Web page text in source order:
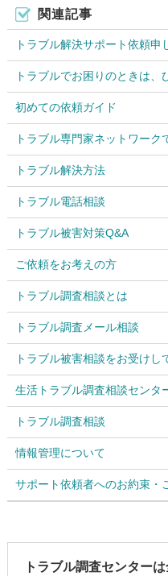
関連記事
トラブル解決サポート依頼申
トラブルでお困りのときは
初めての依頼ガイド
トラブル専門家ネットワーク
トラブル解決方法
トラブル電話相談
トラブル被害対策Q&A
ご依頼をお考えの方
トラブル調査相談とは
トラブル調査メール相談
トラブル被害相談をお受けし
生活トラブル調査相談センタ
トラブル調査相談
情報管理について
サポート依頼者へのお約束・
トラブル調査センター